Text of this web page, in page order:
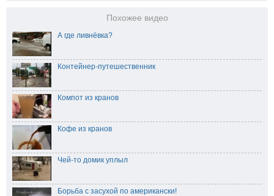
Похожее видео
А где ливнёвка?
Контейнер-путешественник
Компот из кранов
Кофе из кранов
Чей-то домик уплыл
Борьба с засухой по американски!